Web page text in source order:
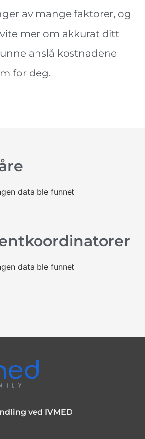
av mange faktorer, og
mer om akkurat ditt
anslå kostnadene
for deg.
data ble funnet
data ble funnet
ved IVMED